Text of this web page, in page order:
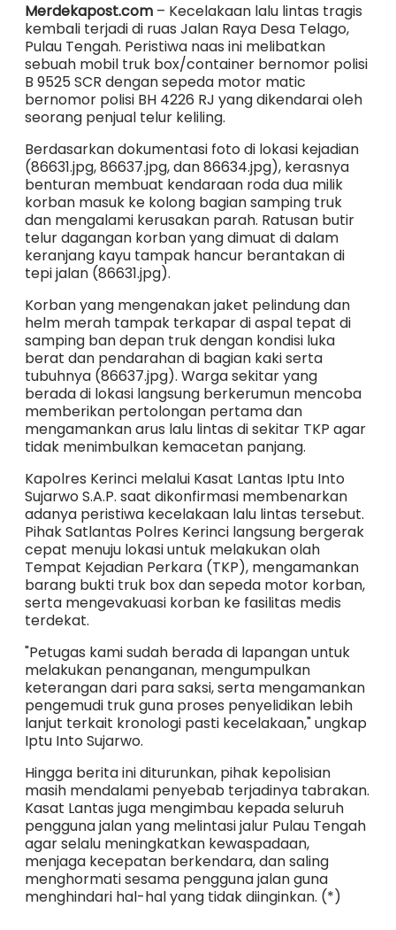
Merdekapost.com– Kecelakaan lalu lintas tragis
kembali terjadi di ruas Jalan Raya Desa Telago,
Pulau Tengah. Peristiwa naas ini melibatkan
sebuah mobil truk box/container bernomor polisi
B 9525 SCR dengan sepeda motor matic
bernomor polisi BH 4226 RJ yang dikendarai oleh
seorang penjual telur keliling.
​Berdasarkan dokumentasi foto di lokasi kejadian
(86631.jpg, 86637.jpg, dan 86634.jpg), kerasnya
benturan membuat kendaraan roda dua milik
korban masuk ke kolong bagian samping truk
dan mengalami kerusakan parah. Ratusan butir
telur dagangan korban yang dimuat di dalam
keranjang kayu tampak hancur berantakan di
tepi jalan (86631.jpg).
​Korban yang mengenakan jaket pelindung dan
helm merah tampak terkapar di aspal tepat di
samping ban depan truk dengan kondisi luka
berat dan pendarahan di bagian kaki serta
tubuhnya (86637.jpg). Warga sekitar yang
berada di lokasi langsung berkerumun mencoba
memberikan pertolongan pertama dan
mengamankan arus lalu lintas di sekitar TKP agar
tidak menimbulkan kemacetan panjang.
​Kapolres Kerinci melalui Kasat Lantas Iptu Into
Sujarwo S.A.P. saat dikonfirmasi membenarkan
adanya peristiwa kecelakaan lalu lintas tersebut.
Pihak Satlantas Polres Kerinci langsung bergerak
cepat menuju lokasi untuk melakukan olah
Tempat Kejadian Perkara (TKP), mengamankan
barang bukti truk box dan sepeda motor korban,
serta mengevakuasi korban ke fasilitas medis
terdekat.
​"Petugas kami sudah berada di lapangan untuk
melakukan penanganan, mengumpulkan
keterangan dari para saksi, serta mengamankan
pengemudi truk guna proses penyelidikan lebih
lanjut terkait kronologi pasti kecelakaan," ungkap
Iptu Into Sujarwo.
​Hingga berita ini diturunkan, pihak kepolisian
masih mendalami penyebab terjadinya tabrakan.
Kasat Lantas juga mengimbau kepada seluruh
pengguna jalan yang melintasi jalur Pulau Tengah
agar selalu meningkatkan kewaspadaan,
menjaga kecepatan berkendara, dan saling
menghormati sesama pengguna jalan guna
menghindari hal-hal yang tidak diinginkan. (*)